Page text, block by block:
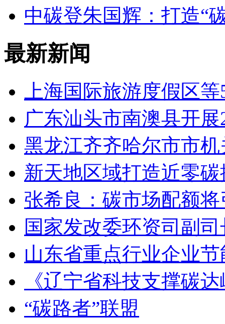
中碳登朱国辉：打造“
最新新闻
上海国际旅游度假区
广东汕头市南澳县开
黑龙江齐齐哈尔市市
新天地区域打造近零
张希良：碳市场配额
国家发改委环资司副
山东省重点行业企业
《辽宁省科技支撑碳
“碳路者”联盟